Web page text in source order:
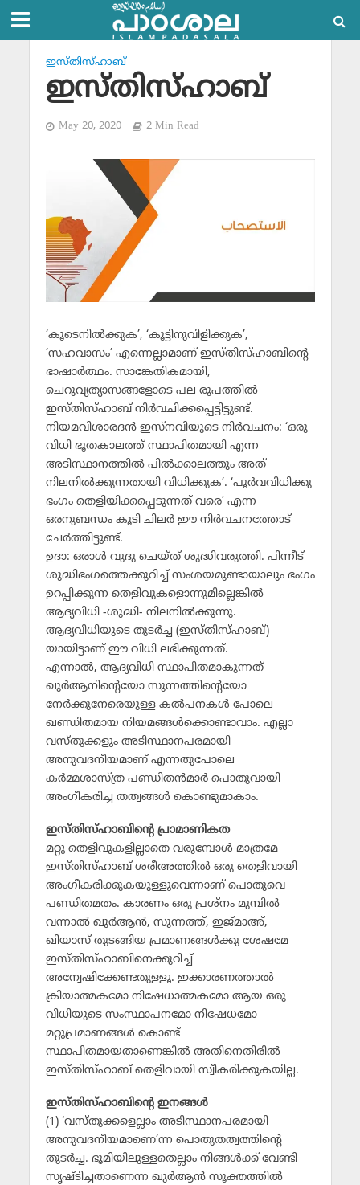
ഇസ്തിസ്ഹാബ്
ഇസ്തിസ്ഹാബ്
May 20, 2020 2 Min Read
‘കൂടെനില്‍ക്കുക’, ‘കൂട്ടിനുവിളിക്കുക’,
‘സഹവാസം’ എന്നെല്ലാമാണ് ഇസ്തിസ്ഹാബിന്റെ
ഭാഷാര്‍ത്ഥം. സാങ്കേതികമായി,
ചെറുവ്യത്യാസങ്ങളോടെ പല രൂപത്തില്‍
ഇസ്തിസ്ഹാബ് നിര്‍വചിക്കപ്പെട്ടിട്ടുണ്ട്.
നിയമവിശാരദന്‍ ഇസ്‌നവിയുടെ നിര്‍വചനം: ‘ഒരു
വിധി ഭൂതകാലത്ത് സ്ഥാപിതമായി എന്ന
അടിസ്ഥാനത്തില്‍ പില്‍ക്കാലത്തും അത്
നിലനില്‍ക്കുന്നതായി വിധിക്കുക’. ‘പൂര്‍വവിധിക്കു
ഭംഗം തെളിയിക്കപ്പെടുന്നത് വരെ’ എന്ന
ഒരനുബന്ധം കൂടി ചിലര്‍ ഈ നിര്‍വചനത്തോട്
ചേര്‍ത്തിട്ടുണ്ട്.
ഉദാ: ഒരാള്‍ വുദു ചെയ്ത് ശുദ്ധിവരുത്തി. പിന്നീട്
ശുദ്ധിഭംഗത്തെക്കുറിച്ച് സംശയമുണ്ടായാലും ഭംഗം
ഉറപ്പിക്കുന്ന തെളിവുകളൊന്നുമില്ലെങ്കില്‍
ആദ്യവിധി -ശുദ്ധി- നിലനില്‍ക്കുന്നു.
ആദ്യവിധിയുടെ തുടര്‍ച്ച (ഇസ്തിസ്ഹാബ്)
യായിട്ടാണ് ഈ വിധി ലഭിക്കുന്നത്.
എന്നാല്‍, ആദ്യവിധി സ്ഥാപിതമാകുന്നത്
ഖുര്‍ആനിന്റെയോ സുന്നത്തിന്റെയോ
നേര്‍ക്കുനേരെയുള്ള കല്‍പനകള്‍ പോലെ
ഖണ്ഡിതമായ നിയമങ്ങള്‍ക്കൊണ്ടാവാം. എല്ലാ
വസ്തുക്കളും അടിസ്ഥാനപരമായി
അനുവദനീയമാണ് എന്നതുപോലെ
കര്‍മ്മശാസ്ത്ര പണ്ഡിതന്‍മാര്‍ പൊതുവായി
അംഗീകരിച്ച തത്വങ്ങള്‍ കൊണ്ടുമാകാം.
ഇസ്തിസ്ഹാബിന്റെ പ്രാമാണികത
മറ്റു തെളിവുകളില്ലാതെ വരുമ്പോള്‍ മാത്രമേ
ഇസ്തിസ്ഹാബ് ശരീഅത്തില്‍ ഒരു തെളിവായി
അംഗീകരിക്കുകയുള്ളൂവെന്നാണ് പൊതുവെ
പണ്ഡിതമതം. കാരണം ഒരു പ്രശ്‌നം മുമ്പില്‍
വന്നാല്‍ ഖുര്‍ആന്‍, സുന്നത്ത്, ഇജ്മാഅ്,
ഖിയാസ് തുടങ്ങിയ പ്രമാണങ്ങള്‍ക്കു ശേഷമേ
ഇസ്തിസ്ഹാബിനെക്കുറിച്ച്
അന്വേഷിക്കേണ്ടതുള്ളൂ. ഇക്കാരണത്താല്‍
ക്രിയാത്മകമോ നിഷേധാത്മകമോ ആയ ഒരു
വിധിയുടെ സംസ്ഥാപനമോ നിഷേധമോ
മറ്റുപ്രമാണങ്ങള്‍ കൊണ്ട്
സ്ഥാപിതമായതാണെങ്കില്‍ അതിനെതിരില്‍
ഇസ്തിസ്ഹാബ് തെളിവായി സ്വീകരിക്കുകയില്ല.
ഇസ്തിസ്ഹാബിന്റെ ഇനങ്ങള്‍
(1) ‘വസ്തുക്കളെല്ലാം അടിസ്ഥാനപരമായി
അനുവദനീയമാണെ’ന്ന പൊതുതത്വത്തിന്റെ
തുടര്‍ച്ച. ഭൂമിയിലുള്ളതെല്ലാം നിങ്ങള്‍ക്ക് വേണ്ടി
സൃഷ്ടിച്ചതാണെന്ന ഖുര്‍ആന്‍ സൂക്തത്തില്‍